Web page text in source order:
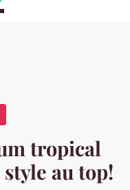
tropical
au top!